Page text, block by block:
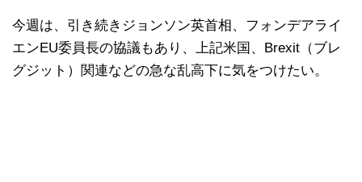
今週は、引き続きジョンソン英首相、フォンデアライ
エンEU委員長の協議もあり、上記米国、Brexit（ブレ
グジット）関連などの急な乱高下に気をつけたい。